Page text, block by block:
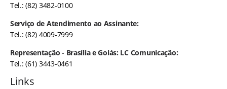
Tel.: (82) 3482-0100
Serviço de Atendimento ao Assinante:
Tel.: (82) 4009-7999
Representação - Brasília e Goiás: LC Comunicação:
Tel.: (61) 3443-0461
Links